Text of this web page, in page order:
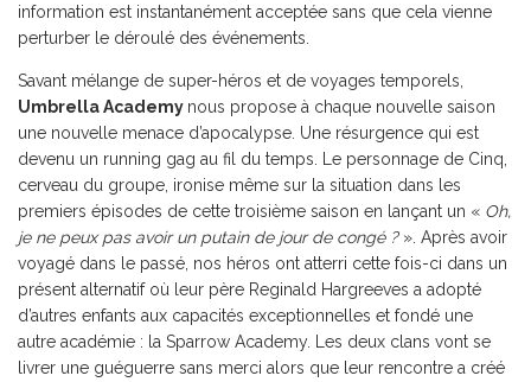
information est instantanément acceptée sans que cela vienne
perturber le déroulé des événements.
Savant mélange de super-héros et de voyages temporels,
Umbrella Academy nous propose à chaque nouvelle saison
une nouvelle menace d’apocalypse. Une résurgence qui est
devenu un running gag au fil du temps. Le personnage de Cinq,
cerveau du groupe, ironise même sur la situation dans les
premiers épisodes de cette troisième saison en lançant un « Oh,
je ne peux pas avoir un putain de jour de congé ?». Après avoir
voyagé dans le passé, nos héros ont atterri cette fois-ci dans un
présent alternatif où leur père Reginald Hargreeves a adopté
d’autres enfants aux capacités exceptionnelles et fondé une
autre académie : la Sparrow Academy. Les deux clans vont se
livrer une guéguerre sans merci alors que leur rencontre a créé